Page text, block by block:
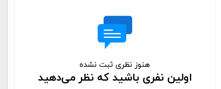
هنوز نظری ثبت نشده
اولین نفری باشید که نظر می‌دهید